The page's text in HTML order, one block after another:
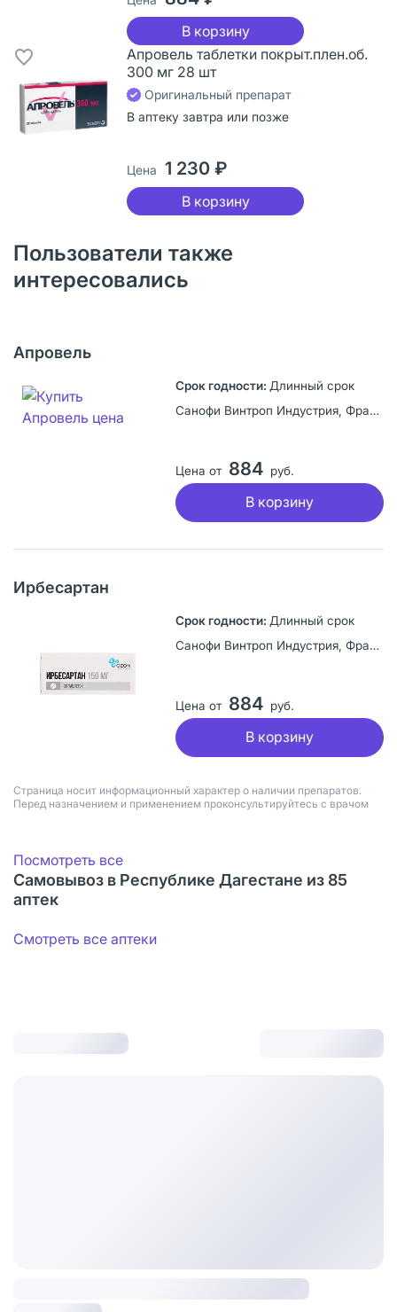
В корзину
Апровель таблетки покрыт.плен.об.
300 мг 28 шт
Оригинальный препарат
В аптеку завтра или позже
Цена 1 230 ₽
В корзину
Пользователи также
интересовались
Апровель
Длинный срок
Санофи Винтроп Индустрия, Франция
Цена от 884 руб.
В корзину
Ирбесартан
Длинный срок
Санофи Винтроп Индустрия, Франция
Цена от 884 руб.
В корзину
Страница носит информационный характер о наличии препаратов.
Перед назначением и применением проконсультируйтесь с врачом
Посмотреть все
Самовывоз в Республике Дагестане из 85
аптек
Смотреть все аптеки